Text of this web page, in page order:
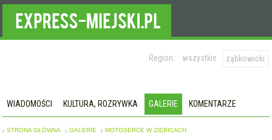
Region: wszystkie ząbkowicki
WIADOMOŚCI KULTURA, ROZRYWKA GALERIE KOMENTARZE
STRONA GŁÓWNA GALERIE MOTOSERCE W ZIĘBICACH